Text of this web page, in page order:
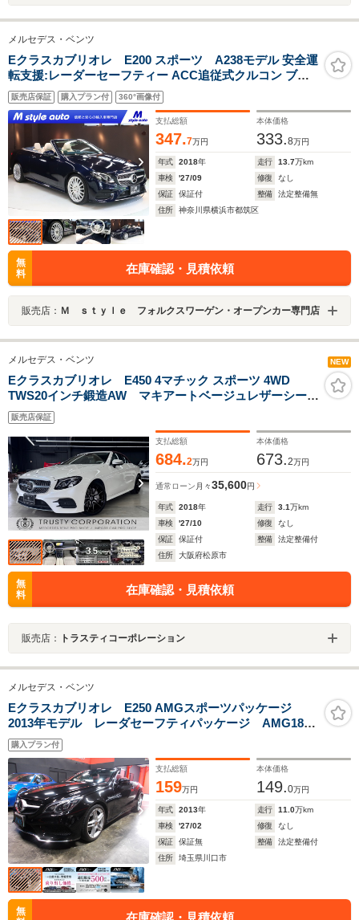
メルセデス・ベンツ
Eクラスカブリオレ E200 スポーツ A238モデル 安全運
転支援:レーダーセーフティー ACC追従式クルコン ブル
ー/ベージュ本革シートヒータ ナビ/TV/Bluetooth/音楽サ
ーバ/360カメラ&センサー/ドラレコ 禁煙 整備点検記録簿
オープンカー専門店保証付き
販売店保証 購入プラン付 360°画像付
支払総額
347.7万円
本体価格
333.8万円
年式 2018年 走行 13.7万km
車検
'27/09 修復
なし
保証
保証付 整備
法定整備無
住所
神奈川県横浜市都筑区
無
料
在庫確認・見積依頼
販売店： Ｍ ｓｔｙｌｅ フォルクスワーゲン・オープンカー専門店
メルセデス・ベンツ NEW
Eクラスカブリオレ E450 4マチック スポーツ 4WD
TWS20インチ鍛造AW マキアートベージュレザーシー
ト エスプレッソブラウンインテリア レザーエクスク
ルーシブパッケージ 左ハンドル ブルメスターサウン
ド エアバランスパッケージ ディーラー記録簿
販売店保証
支払総額
684.2万円
本体価格
673.2万円
通常ローン 月々35,600円
年式 2018年 走行 3.1万km
車検
'27/10 修復
なし
保証
保証付 整備
法定整備付
住所
大阪府松原市
無
料
在庫確認・見積依頼
販売店： トラスティコーポレーション
メルセデス・ベンツ
Eクラスカブリオレ E250 AMGスポーツパッケージ
2013年モデル レーダセーフティパッケージ AMG18イ
ンチ&エアロパーツ 電動オープン ベンガルレッドレザ
ーシート 衝突軽減ブレーキ レーンキープ ステアリ
ングアシスト 純正HDDナビ地デジBカメラ ドラレコ
購入プラン付
支払総額
159万円
本体価格
149.0万円
年式 2013年 走行 11.0万km
車検
'27/02 修復
なし
保証
保証無 整備
法定整備付
住所
埼玉県川口市
無
在庫確認・見積依頼